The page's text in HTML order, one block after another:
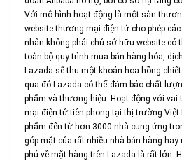
Với mô hình hoạt động là một sàn
website thương mại điện tử cho phép
nhân không phải chủ sở hữu website có
toàn bộ quy trình mua bán hàng hóa,
Lazada sẽ thu một khoản hoa hồng
qua đó Lazada có thể đảm bảo chất
phẩm và thương hiệu. Hoạt động với
mại điện tử tiên phong tại thị trường Việt
phẩm đến từ hơn 3000 nhà cung ứng
góp mặt của rất nhiều nhà bán hàng hay
phú về mặt hàng trên Lazada là rất lớn.